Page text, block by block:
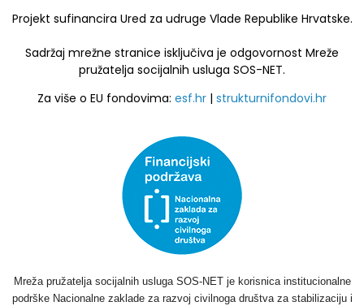
Projekt sufinancira Ured za udruge Vlade Republike Hrvatske.
Sadržaj mrežne stranice isključiva je odgovornost Mreže
pružatelja socijalnih usluga SOS-NET.
Za više o EU fondovima: esf.hr | strukturnifondovi.hr
Mreža pružatelja socijalnih usluga SOS-NET je korisnica institucionalne
podrške Nacionalne zaklade za razvoj civilnoga društva za stabilizaciju i